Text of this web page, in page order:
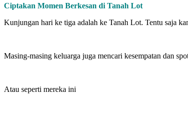
Ciptakan Momen Berkesan di Tanah Lot
Kunjungan hari ke tiga adalah ke Tanah Lot. Tentu saja
Masing-masing keluarga juga mencari kesempatan dan
Atau seperti mereka ini